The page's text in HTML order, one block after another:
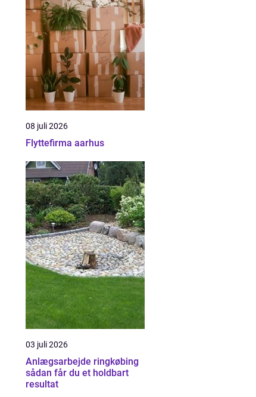
08 juli 2026
Flyttefirma aarhus
03 juli 2026
Anlægsarbejde ringkøbing
sådan får du et holdbart
resultat